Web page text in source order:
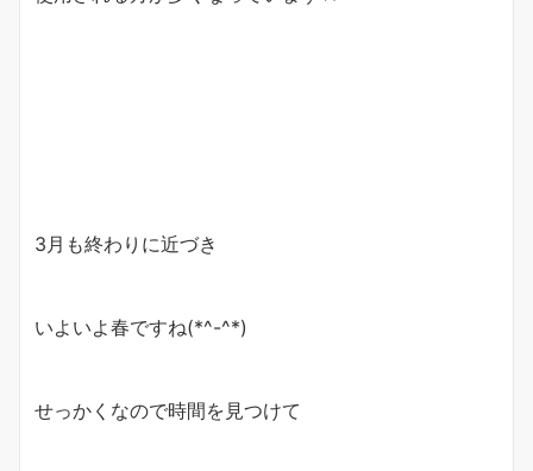
3月も終わりに近づき
いよいよ春ですね(*^-^*)
せっかくなので時間を見つけて